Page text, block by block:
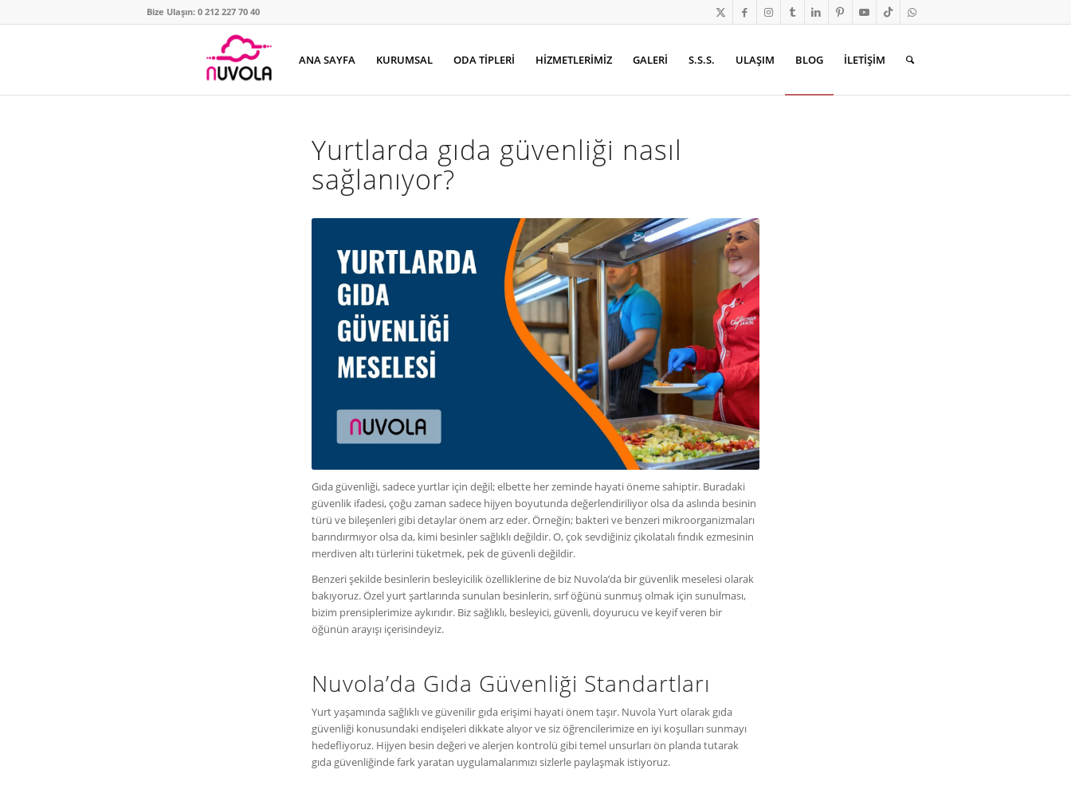
Bize Ulaşın: 0 212 227 70 40
ANA SAYFA KURUMSAL ODA TİPLERİ HİZMETLERİMİZ GALERİ S.S.S. ULAŞIM BLOG İLETİŞİM
Yurtlarda gıda güvenliği nasıl
sağlanıyor?
Gıda güvenliği, sadece yurtlar için değil; elbette her zeminde hayati öneme sahiptir. Buradaki
güvenlik ifadesi, çoğu zaman sadece hijyen boyutunda değerlendiriliyor olsa da aslında besinin
türü ve bileşenleri gibi detaylar önem arz eder. Örneğin; bakteri ve benzeri mikroorganizmaları
barındırmıyor olsa da, kimi besinler sağlıklı değildir. O, çok sevdiğiniz çikolatalı fındık ezmesinin
merdiven altı türlerini tüketmek, pek de güvenli değildir.
Benzeri şekilde besinlerin besleyicilik özelliklerine de biz Nuvola’da bir güvenlik meselesi olarak
bakıyoruz. Özel yurt şartlarında sunulan besinlerin, sırf öğünü sunmuş olmak için sunulması,
bizim prensiplerimize aykırıdır. Biz sağlıklı, besleyici, güvenli, doyurucu ve keyif veren bir
öğünün arayışı içerisindeyiz.
Nuvola’da Gıda Güvenliği Standartları
Yurt yaşamında sağlıklı ve güvenilir gıda erişimi hayati önem taşır. Nuvola Yurt olarak gıda
güvenliği konusundaki endişeleri dikkate alıyor ve siz öğrencilerimize en iyi koşulları sunmayı
hedefliyoruz. Hijyen besin değeri ve alerjen kontrolü gibi temel unsurları ön planda tutarak
gıda güvenliğinde fark yaratan uygulamalarımızı sizlerle paylaşmak istiyoruz.